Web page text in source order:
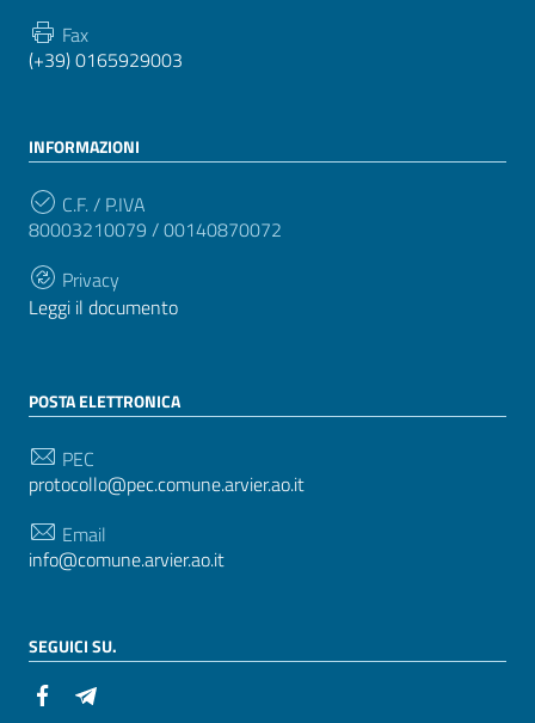
Fax
(+39) 0165929003
INFORMAZIONI
C.F. / P.IVA
80003210079 / 00140870072
Privacy
Leggi il documento
POSTA ELETTRONICA
PEC
protocollo@pec.comune.arvier.ao.it
Email
info@comune.arvier.ao.it
SEGUICI SU.